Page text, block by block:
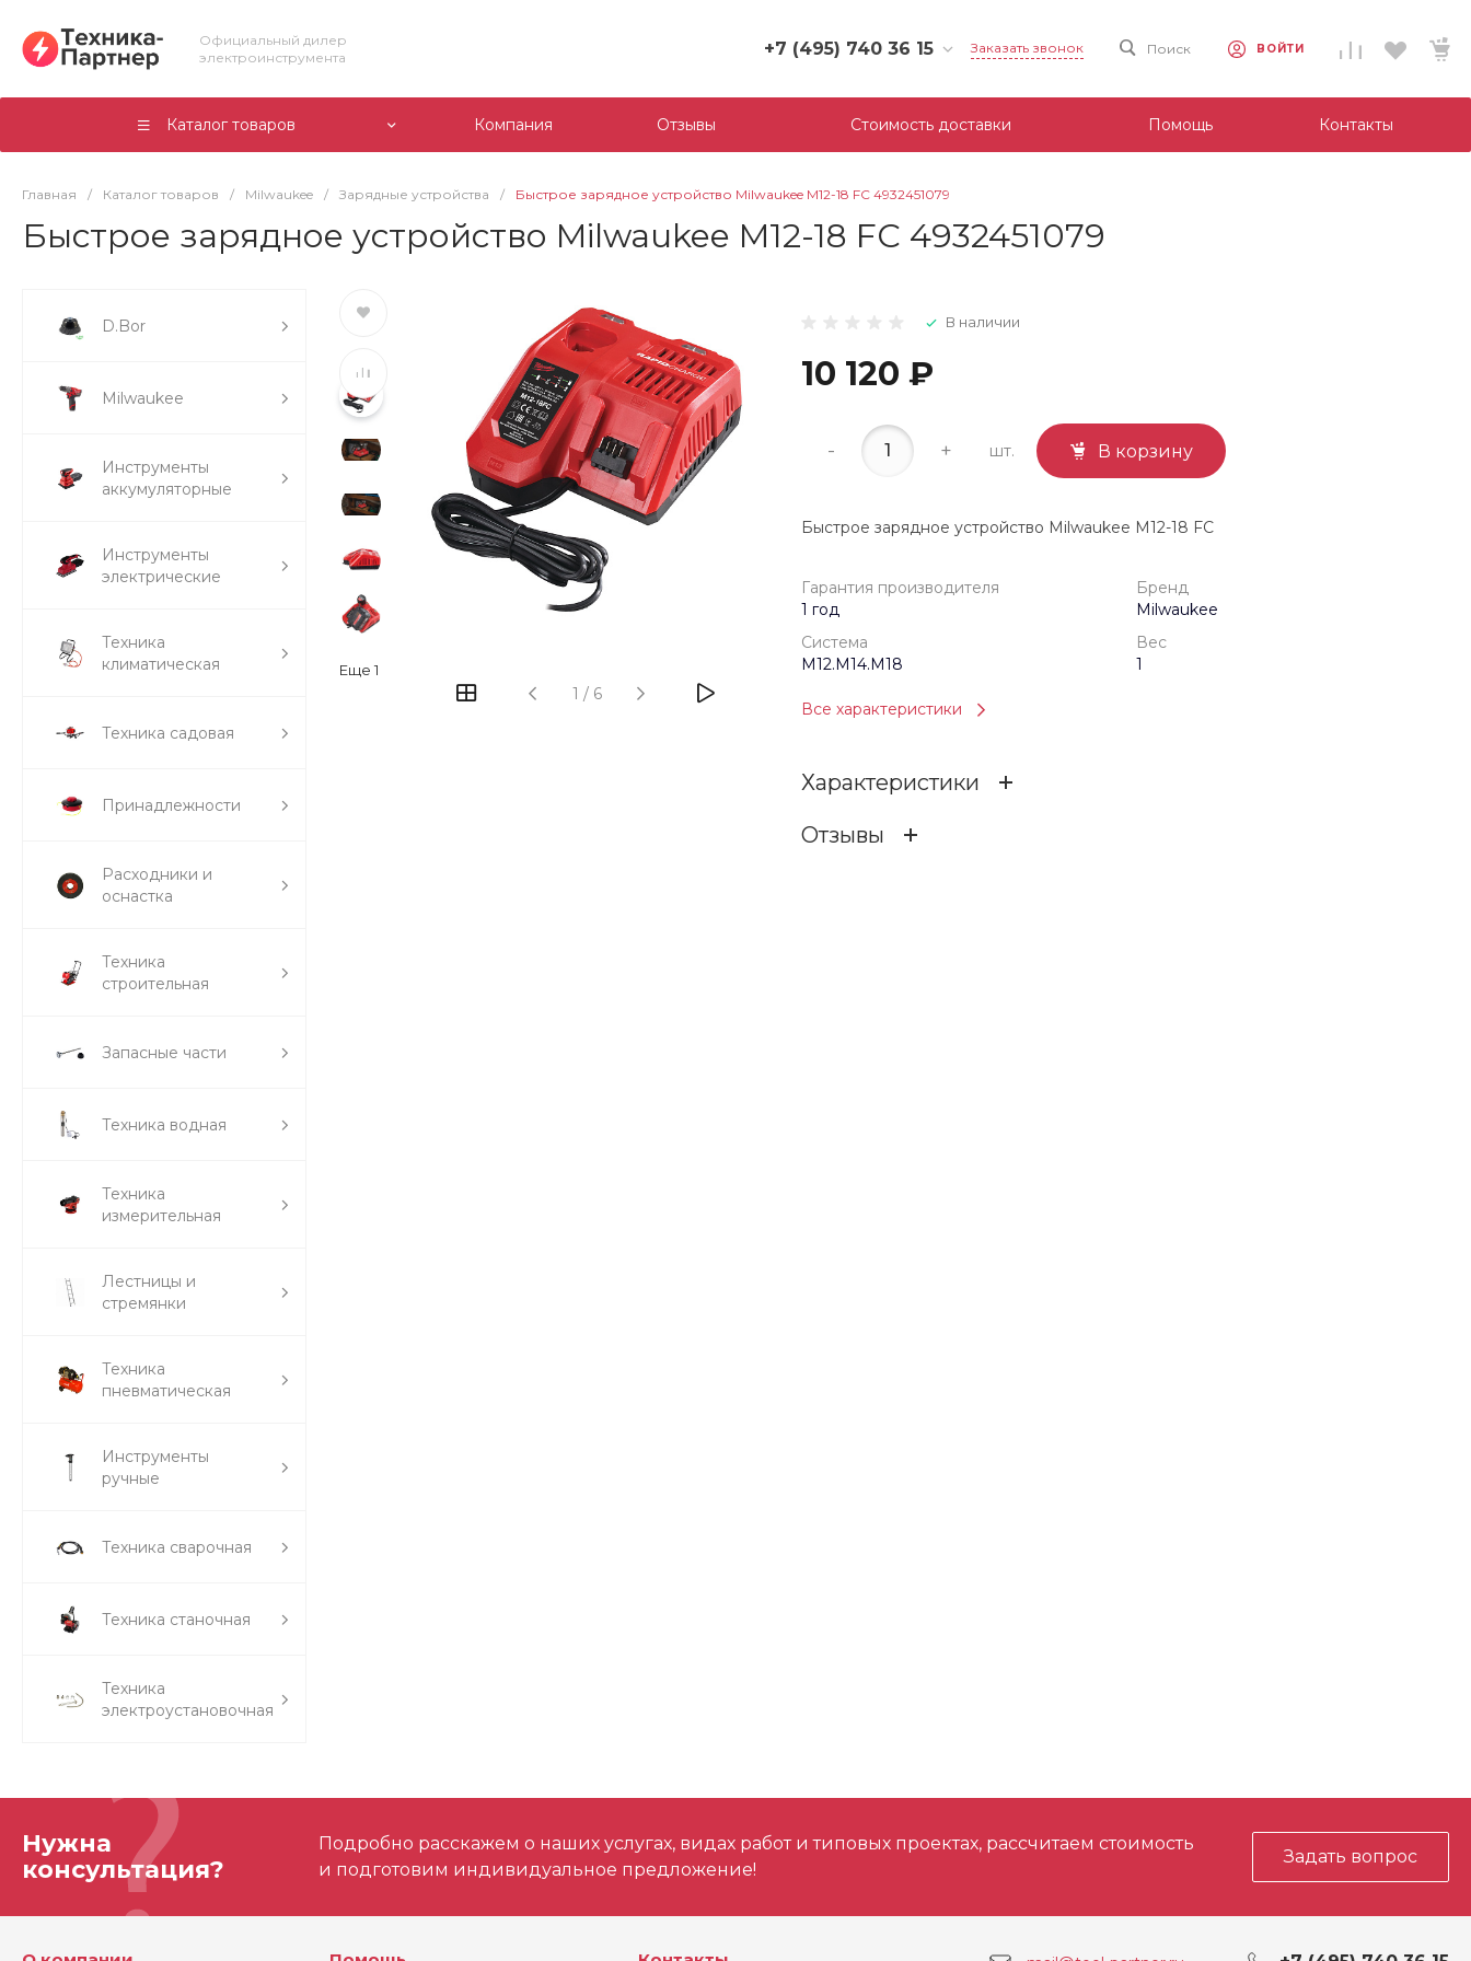
Официальный дилер
электроинструмента
+7 (495) 740 36 15
+7 (495) 740 36 15
г. Москва, Филевский
Заказать звонок Поиск ВОЙТИ
Каталог товаров Компания Отзывы Стоимость доставки Помощь Контакты
Главная / Каталог товаров / Milwaukee / Зарядные устройства / Быстрое зарядное устройство Milwaukee M12-18 FC 4932451079
Быстрое зарядное устройство Milwaukee M12-18 FC 4932451079
D.Bor
Milwaukee
Инструменты
аккумуляторные
Инструменты
электрические
Техника
климатическая
Техника садовая
Принадлежности
Расходники и
оснастка
Техника
строительная
Запасные части
Техника водная
Техника
измерительная
Лестницы и
стремянки
Техника
пневматическая
Инструменты
ручные
Техника сварочная
Техника станочная
Техника
электроустановочная
Еще 1
1 / 6
В наличии
10 120 ₽
- + шт. В корзину
Быстрое зарядное устройство Milwaukee M12-18 FC
Гарантия производителя
1 год
Бренд
Milwaukee
Система
M12.M14.M18
Вес
1
Все характеристики
Характеристики
Отзывы
Нужна
консультация?
Подробно расскажем о наших услугах, видах работ и типовых проектах, рассчитаем стоимость
и подготовим индивидуальное предложение!
Задать вопрос